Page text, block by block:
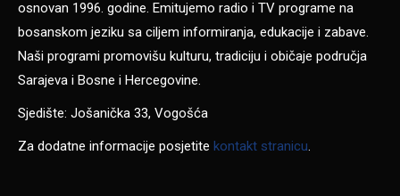
osnovan 1996. godine. Emitujemo radio i TV programe na
bosanskom jeziku sa ciljem informiranja, edukacije i zabave.
Naši programi promovišu kulturu, tradiciju i običaje područja
Sarajeva i Bosne i Hercegovine.
Sjedište: Jošanička 33, Vogošća
Za dodatne informacije posjetite kontakt stranicu.